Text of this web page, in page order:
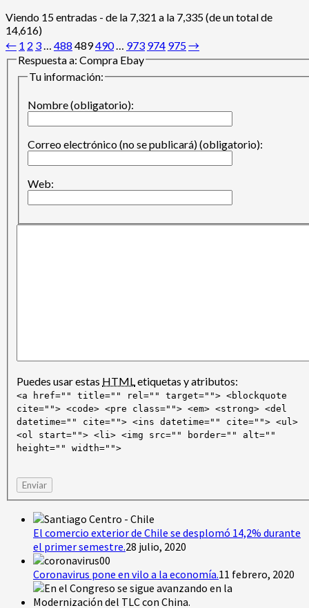
Viendo 15 entradas - de la 7,321 a la 7,335 (de un total de
14,616)
← 1 2 3… 488 489490… 973 974 975→
Respuesta a: Compra Ebay
Tu información:
Nombre (obligatorio):
Correo electrónico (no se publicará) (obligatorio):
Web:
Puedes usar estas HTMLetiquetas y atributos:
<a href="" title="" rel="" target=""> <blockquote
cite=""> <code> <pre class=""> <em> <strong> <del
datetime="" cite=""> <ins datetime="" cite=""> <ul>
<ol start=""> <li> <img src="" border="" alt=""
height="" width="">
Enviar
El comercio exterior de Chile se desplomó 14,2% durante
el primer semestre.28 julio, 2020
Coronavirus pone en vilo a la economía.11 febrero, 2020